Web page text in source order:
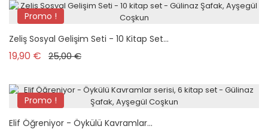
Promo !
Zeliş Sosyal Gelişim Seti - 10 Kitap Set...
19,90 € Prix de base
25,00 €Prix
Promo !
Elif Öğreniyor - Öykülü Kavramlar...